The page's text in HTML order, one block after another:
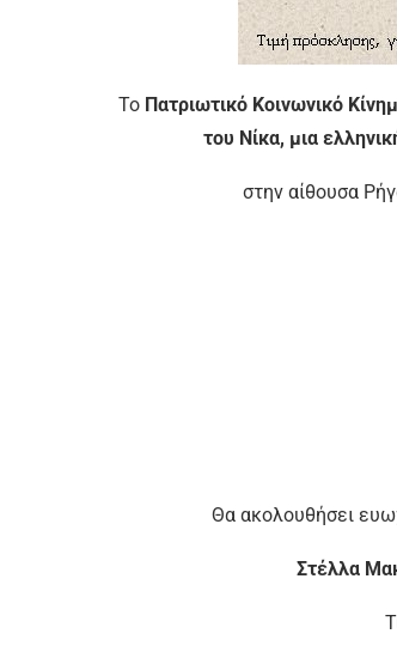
Το Πατριωτικό Κοινωνικό
του Νίκα, μια
στην αίθουσα
Θα ακολουθήσει
Στέλλα